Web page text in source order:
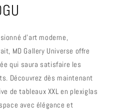
d'art moderne,
MD Gallery Universe offre
qui saura satisfaire les
Découvrez dès maintenant
de tableaux XXL en plexiglas
avec élégance et